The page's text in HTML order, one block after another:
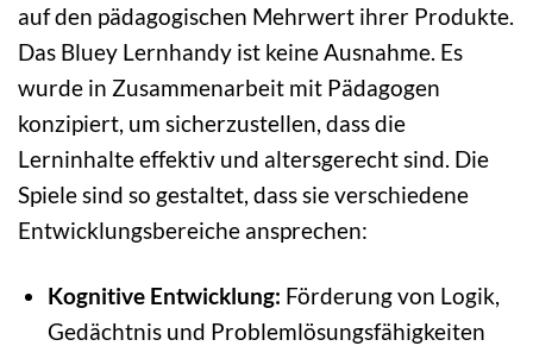
auf den pädagogischen Mehrwert ihrer Produkte.
Das Bluey Lernhandy ist keine Ausnahme. Es
wurde in Zusammenarbeit mit Pädagogen
konzipiert, um sicherzustellen, dass die
Lerninhalte effektiv und altersgerecht sind. Die
Spiele sind so gestaltet, dass sie verschiedene
Entwicklungsbereiche ansprechen:
Kognitive Entwicklung: Förderung von Logik,
Gedächtnis und Problemlösungsfähigkeiten